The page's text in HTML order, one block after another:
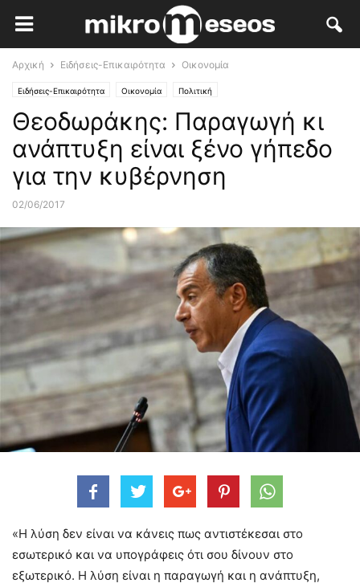
Αρχική Ειδήσεις-Επικαιρότητα Οικονομία
Ειδήσεις-Επικαιρότητα Οικονομία Πολιτική
Θεοδωράκης: Παραγωγή κι
ανάπτυξη είναι ξένο γήπεδο
για την κυβέρνηση
02/06/2017
«Η λύση δεν είναι να κάνεις πως αντιστέκεσαι στο
εσωτερικό και να υπογράφεις ότι σου δίνουν στο
εξωτερικό. Η λύση είναι η παραγωγή και η ανάπτυξη,